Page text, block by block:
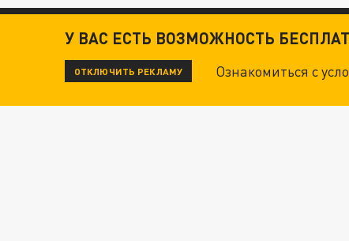
У ВАС ЕСТЬ ВОЗМОЖНОСТЬ
ОТКЛЮЧИТЬ РЕКЛАМУ Ознакомиться с